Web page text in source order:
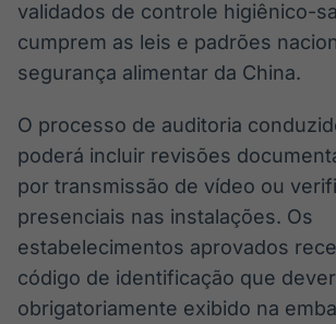
Broadcast
Curadoria
Curadoria de
Soluções de
Tecnologia
Broadcast
Radar
Monitoramento
notícias e
conteúdos
validados de controle higiênico-
cumprem as leis e padrões
segurança alimentar da China.
O processo de auditoria
poderá incluir revisões
por transmissão de vídeo ou
presenciais nas instalações. Os
estabelecimentos aprovados
código de identificação que
obrigatoriamente exibido na